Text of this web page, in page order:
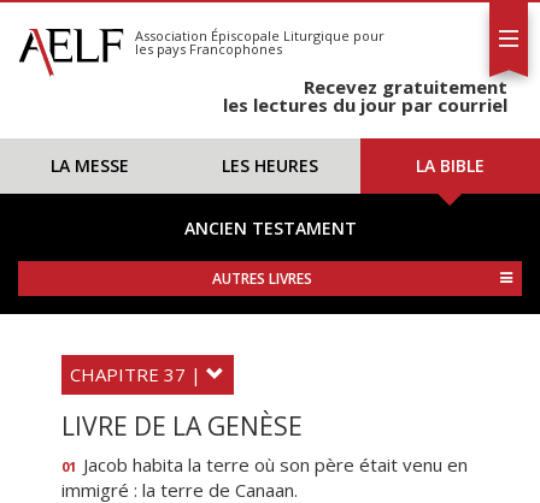
S'abonner
Calendrier
Association Épiscopale Liturgique pour
les pays Francophones
Recevez gratuitement
les lectures du jour par courriel
LA MESSE LES HEURES LA BIBLE
ANCIEN TESTAMENT
AUTRES LIVRES
CHAPITRE 37 |
LIVRE DE LA GENÈSE
01 Jacob habita la terre où son père était venu en
immigré : la terre de Canaan.